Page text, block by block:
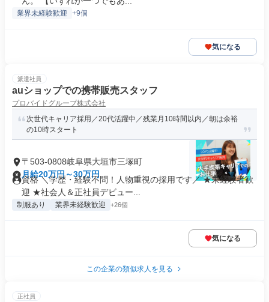
業界未経験歓迎 +9個
気になる
派遣社員
auショップでの携帯販売スタッフ
プロバイドグループ株式会社
次世代キャリア採用／20代活躍中／残業月10時間以内／朝は余裕
の10時スタート
〒503-0808岐阜県大垣市三塚町
月給20万円～30万円
資格 ＼学歴・経験不問！人物重視の採用です／ ★未経験者歓
迎 ★社会人＆正社員デビュー...
制服あり 業界未経験歓迎 +26個
気になる
この企業の類似求人を見る
正社員